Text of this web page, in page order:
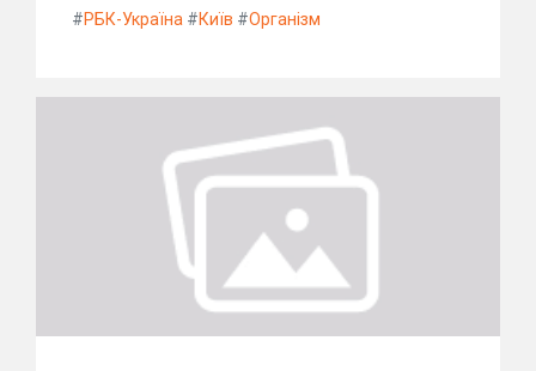
#РБК-Україна #Київ #Організм